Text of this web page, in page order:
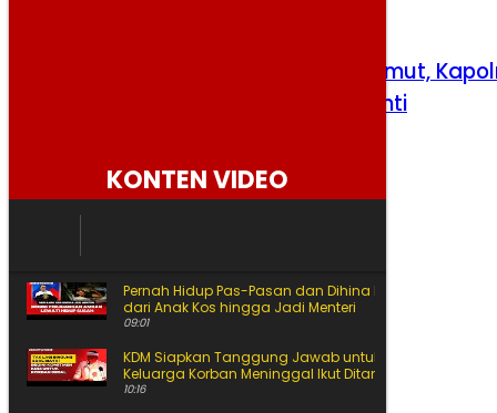
Demi Berantas Narkoba, Kapolda Sumut,
hingga Kapolsek Harus Segera Diganti
KONTEN VIDEO
Pernah Hidup Pas-Pasan dan Dihina Ini Jalan Amran
dari Anak Kos hingga Jadi Menteri
09:01
KDM Siapkan Tanggung Jawab untuk Korban Begal
Keluarga Korban Meninggal Ikut Ditanggung
10:16